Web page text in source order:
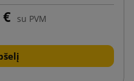
su PVM